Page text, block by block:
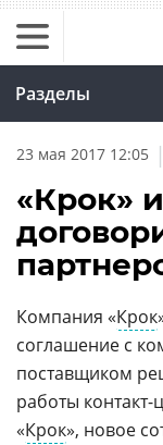
Разделы
23 мая 2017 12:05 |
«Крок»
Компания «Крок
соглашение с
поставщиком
работы
«Крок», новое